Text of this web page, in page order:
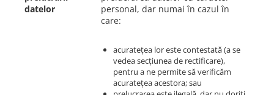
datelor
personal, dar numai în cazul în
care:
acuratețea lor este contestată (a se
vedea secțiunea de rectificare),
pentru a ne permite să verificăm
acuratețea acestora; sau